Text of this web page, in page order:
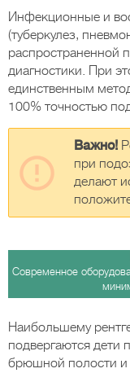
Инфекционные и
(туберкулез,
распространенной
диагностики. При
единственным
100% точностью
Важно!
при
делают
Современное
Наибольшему
подвергаются дети
брюшной полости и